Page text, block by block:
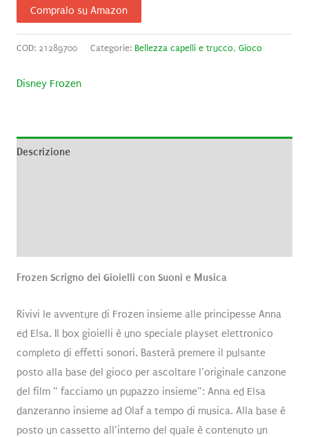
Compralo su Amazon
COD: 21289700 Categorie: Bellezza capelli e trucco, Gioco
Disney Frozen
Descrizione
Frozen Scrigno dei Gioielli con Suoni e Musica
Rivivi le avventure di Frozen insieme alle principesse Anna
ed Elsa. Il box gioielli è uno speciale playset elettronico
completo di effetti sonori. Basterà premere il pulsante
posto alla base del gioco per ascoltare l’originale canzone
del film ” facciamo un pupazzo insieme”: Anna ed Elsa
danzeranno insieme ad Olaf a tempo di musica. Alla base è
posto un cassetto all’interno del quale è contenuto un